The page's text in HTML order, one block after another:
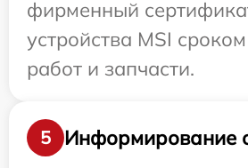
фирменный
устройства MSI
работ и запчасти.
5
Информирование